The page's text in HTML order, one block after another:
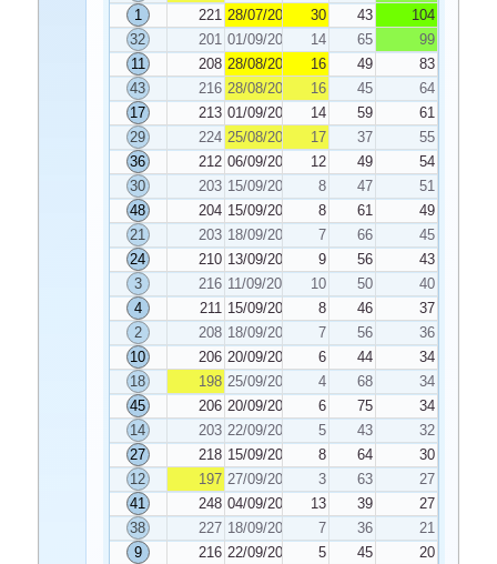
1
221 28/07/2021 30 43
104
32
201 01/09/2021 14 65
99
11
208 28/08/2021 16 49
83
43
216 28/08/2021 16 45
64
17
213 01/09/2021 14 59
61
29
224 25/08/2021 17 37
55
36
212 06/09/2021 12 49
54
30
203 15/09/2021 8 47
51
48
204 15/09/2021 8 61
49
21
203 18/09/2021 7 66
45
24
210 13/09/2021 9 56
43
3
216 11/09/2021 10 50
40
4
211 15/09/2021 8 46
37
2
208 18/09/2021 7 56
36
10
206 20/09/2021 6 44
34
18
198 25/09/2021 4 68
34
45
206 20/09/2021 6 75
34
14
203 22/09/2021 5 43
32
27
218 15/09/2021 8 64
30
12
197 27/09/2021 3 63
27
41
248 04/09/2021 13 39
27
38
227 18/09/2021 7 36
21
9
216 22/09/2021 5 45
20